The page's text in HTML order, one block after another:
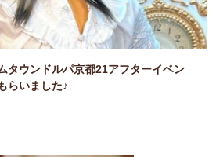
タウンドルパ京都21アフターイベン
らいました♪